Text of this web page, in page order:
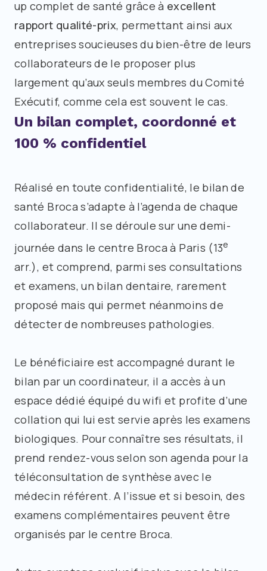
up complet de santé grâce à excellent
rapport qualité-prix, permettant ainsi aux
entreprises soucieuses du bien-être de leurs
collaborateurs de le proposer plus
largement qu’aux seuls membres du Comité
Exécutif, comme cela est souvent le cas.
Un bilan complet, coordonné et
100 % confidentiel
Réalisé en toute confidentialité, le bilan de
santé Broca s’adapte à l’agenda de chaque
collaborateur. Il se déroule sur une demi-
journée dans le centre Broca à Paris (13e
arr.), et comprend, parmi ses consultations
et examens, un bilan dentaire, rarement
proposé mais qui permet néanmoins de
détecter de nombreuses pathologies.
Le bénéficiaire est accompagné durant le
bilan par un coordinateur, il a accès à un
espace dédié équipé du wifi et profite d’une
collation qui lui est servie après les examens
biologiques. Pour connaître ses résultats, il
prend rendez-vous selon son agenda pour la
téléconsultation de synthèse avec le
médecin référent. A l’issue et si besoin, des
examens complémentaires peuvent être
organisés par le centre Broca.